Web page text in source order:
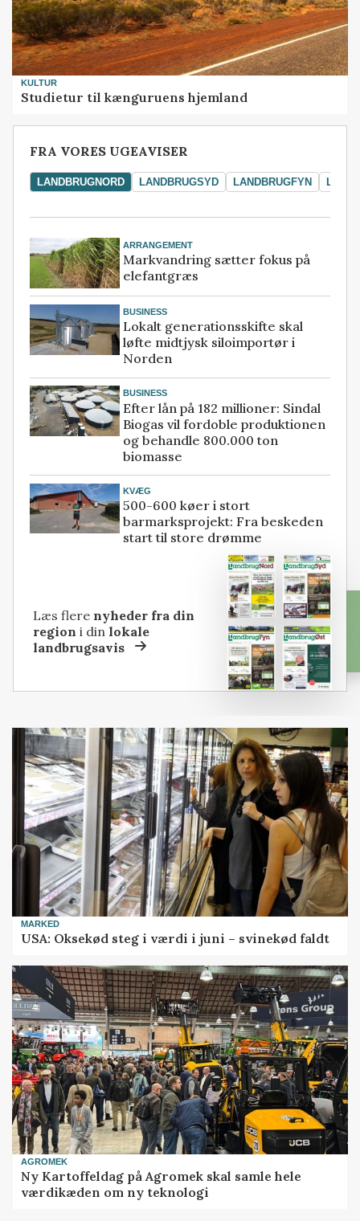
KULTUR
Studietur til kænguruens hjemland
FRA VORES UGEAVISER
LANDBRUGNORD LANDBRUGSYD LANDBRUGFYN
ARRANGEMENT
Markvandring sætter fokus på
elefantgræs
BUSINESS
Lokalt generationsskifte skal
løfte midtjysk siloimportør i
Norden
BUSINESS
Efter lån på 182 millioner: Sindal
Biogas vil fordoble produktionen
og behandle 800.000 ton
biomasse
KVÆG
500-600 køer i stort
barmarksprojekt: Fra beskeden
start til store drømme
Læs flere nyheder fra din
region i dinlokale
landbrugsavis
MARKED
USA: Oksekød steg i værdi i juni – svinekød faldt
AGROMEK
Ny Kartoffeldag på Agromek skal samle hele
værdikæden om ny teknologi